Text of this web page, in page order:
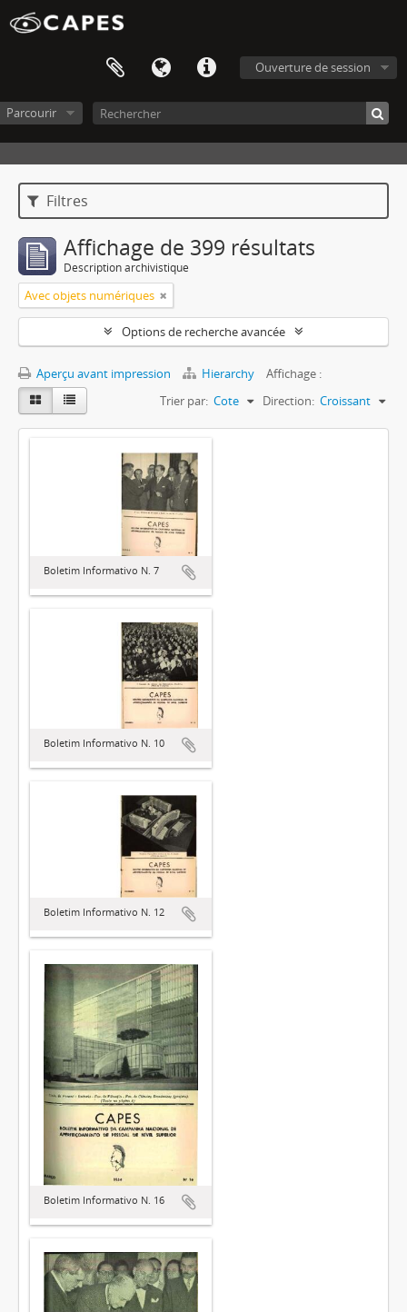
Ouverture de session
Parcourir
Filtres
Affichage de 399 résultats
Description archivistique
Avec objets numériques
Options de recherche avancée
Aperçu avant impression Hierarchy
Affichage :
Trier par: Cote Direction: Croissant
Boletim Informativo N. 7
Boletim Informativo N. 10
Boletim Informativo N. 12
Boletim Informativo N. 16